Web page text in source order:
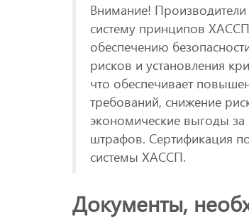
Внимание!
систему принципов
обеспечению
рисков и установления
что обеспечивает
требований, снижение
экономические выгоды за
штрафов. Сертификация
системы ХАССП.
Документы,